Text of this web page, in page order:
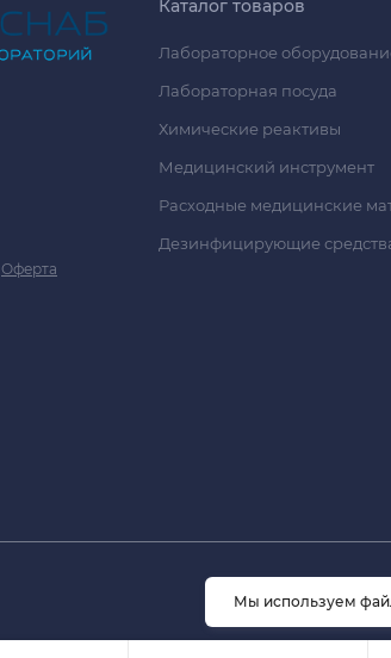
Оферта
Каталог товаров
Лабораторное
Лабораторная посуда
Химические реактивы
Медицинский инструмент
Расходные медицинские
Дезинфицирующие
Мы используем